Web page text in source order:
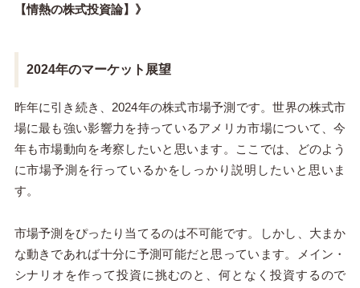
【情熱の株式投資論】》
2024年のマーケット展望
昨年に引き続き、2024年の株式市場予測です。世界の株式市
場に最も強い影響力を持っているアメリカ市場について、今
年も市場動向を考察したいと思います。ここでは、どのよう
に市場予測を行っているかをしっかり説明したいと思いま
す。
市場予測をぴったり当てるのは不可能です。しかし、大まか
な動きであれば十分に予測可能だと思っています。メイン・
シナリオを作って投資に挑むのと、何となく投資するので